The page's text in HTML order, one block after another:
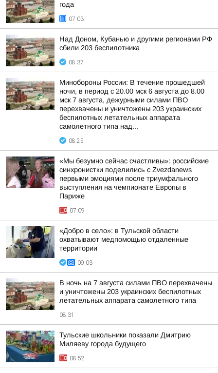
года
07:03
Над Доном, Кубанью и другими регионами РФ
сбили 203 беспилотника
08:37
Минобороны России: В течение прошедшей
ночи, в период с 20.00 мск 6 августа до 8.00
мск 7 августа, дежурными силами ПВО
перехвачены и уничтожены 203 украинских
беспилотных летательных аппарата
самолетного типа над...
08:25
«Мы безумно сейчас счастливы»: российские
синхронистки поделились с Zvezdanews
первыми эмоциями после триумфального
выступления на чемпионате Европы в
Париже
07:09
«Добро в село»: в Тульской области
охватывают медпомощью отдаленные
территории
09:03
В ночь на 7 августа силами ПВО перехвачены
и уничтожены 203 украинских беспилотных
летательных аппарата самолетного типа
08:31
Тульские школьники показали Дмитрию
Миляеву города будущего
08:52